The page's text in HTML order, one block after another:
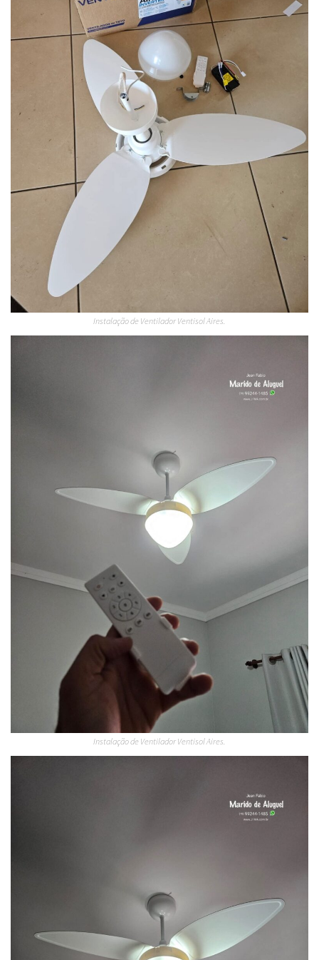
Instalação de Ventilador Ventisol Aires.
Instalação de Ventilador Ventisol Aires.